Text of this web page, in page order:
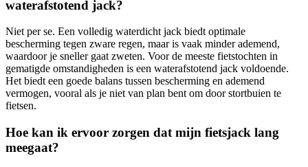
waterafstotend jack?
Niet per se. Een volledig waterdicht jack biedt optimale
bescherming tegen zware regen, maar is vaak minder ademend,
waardoor je sneller gaat zweten. Voor de meeste fietstochten in
gematigde omstandigheden is een waterafstotend jack voldoende.
Het biedt een goede balans tussen bescherming en ademend
vermogen, vooral als je niet van plan bent om door stortbuien te
fietsen.
Hoe kan ik ervoor zorgen dat mijn fietsjack lang
meegaat?